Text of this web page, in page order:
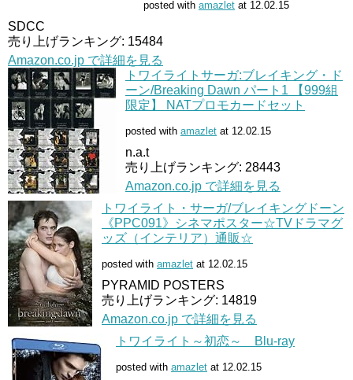
posted with amazlet at 12.02.15
SDCC
売り上げランキング: 15484
Amazon.co.jp で詳細を見る
トワイライトサーガ:ブレイキング・ド
ーン/Breaking Dawn パート1 【999組
限定】 NATプロモカードセット
posted with amazlet at 12.02.15
n.a.t
売り上げランキング: 28443
Amazon.co.jp で詳細を見る
トワイライト・サーガ/ブレイキングドーン
《PPC091》シネマポスター☆TVドラマグ
ッズ（インテリア）通販☆
posted with amazlet at 12.02.15
PYRAMID POSTERS
売り上げランキング: 14819
Amazon.co.jp で詳細を見る
トワイライト～初恋～ Blu-ray
posted with amazlet at 12.02.15